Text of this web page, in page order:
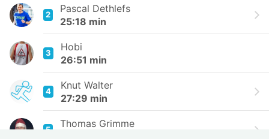
2
Pascal Dethlefs
25:18 min
3
Hobi
26:51 min
4
Knut Walter
27:29 min
5
Thomas Grimme